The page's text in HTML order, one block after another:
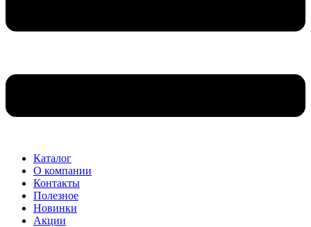
Каталог
О компании
Контакты
Полезное
Новинки
Акции